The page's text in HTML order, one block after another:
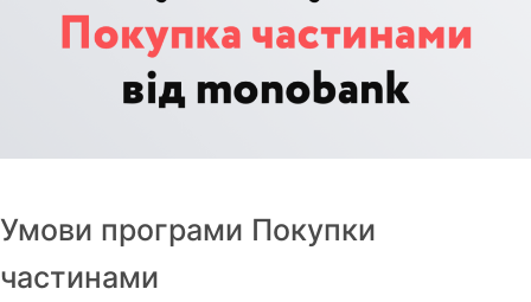
Умови програми Покупки
частинами